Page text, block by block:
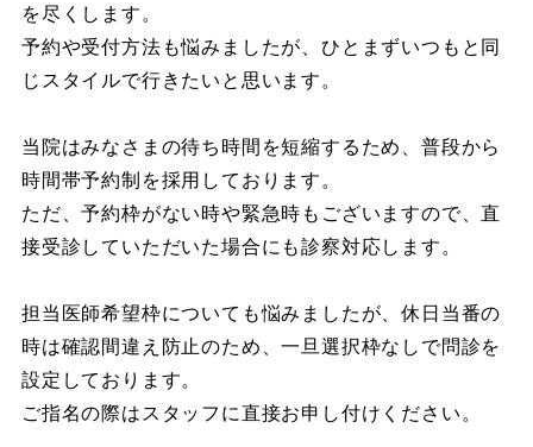
を尽くします。
予約や受付方法も悩みましたが、ひとまずいつもと同
じスタイルで行きたいと思います。
当院はみなさまの待ち時間を短縮するため、普段から
時間帯予約制を採用しております。
ただ、予約枠がない時や緊急時もございますので、直
接受診していただいた場合にも診察対応します。
担当医師希望枠についても悩みましたが、休日当番の
時は確認間違え防止のため、一旦選択枠なしで問診を
設定しております。
ご指名の際はスタッフに直接お申し付けください。